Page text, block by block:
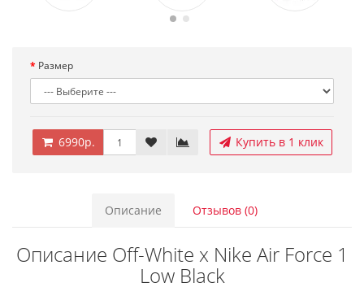
Размер
6990р. Купить в 1 клик
Описание Отзывов (0)
Описание Off-White x Nike Air Force 1
Low Black